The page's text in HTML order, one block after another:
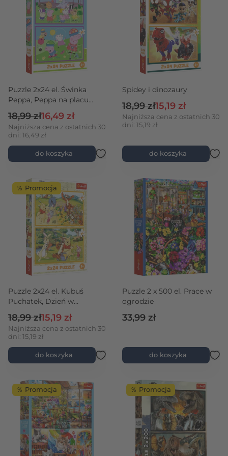
Puzzle 2x24 el. Świnka
Peppa, Peppa na placu
Cena promocyjna
16,49 zł
Cena regularna
18,99 zł
Najniższa cena z ostatnich 30
dni: 16,49 zł
do koszyka
Spidey i dinozaury
Cena promocyjna
15,19 zł
Cena regularna
18,99 zł
Najniższa cena z ostatnich 30
dni: 15,19 zł
do koszyka
％ Promocja
Puzzle 2x24 el. Kubuś
Puchatek, Dzień w
Cena promocyjna
15,19 zł
Cena regularna
18,99 zł
Najniższa cena z ostatnich 30
dni: 15,19 zł
do koszyka
Puzzle 2 x 500 el. Prace w
ogrodzie
33,99 zł
do koszyka
％ Promocja ％ Promocja